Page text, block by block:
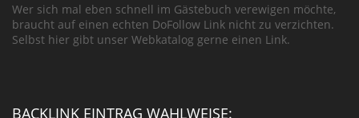
Wer sich mal eben schnell im Gästebuch verewigen möchte,
braucht auf einen echten DoFollow Link nicht zu verzichten.
Selbst hier gibt unser Webkatalog gerne einen Link.
BACKLINK EINTRAG WAHLWEISE: